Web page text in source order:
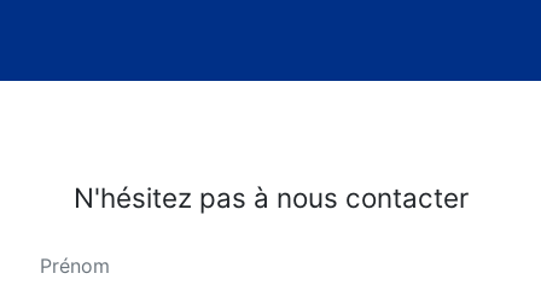
N'hésitez pas à nous contacter